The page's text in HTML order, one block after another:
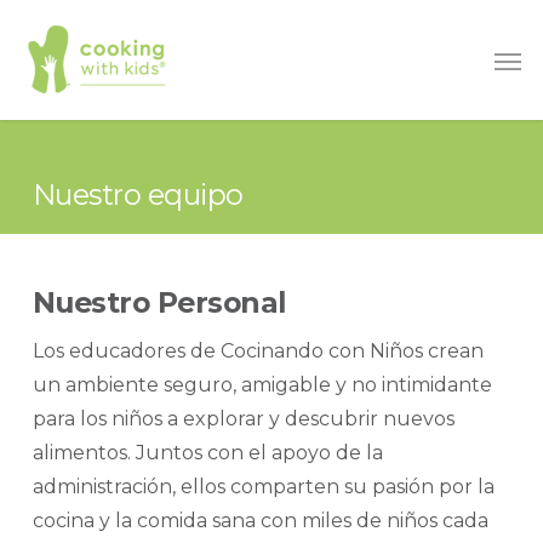
contenido
principal
Nuestro equipo
Nuestro Personal
Los educadores de Cocinando con Niños crean
un ambiente seguro, amigable y no intimidante
para los niños a explorar y descubrir nuevos
alimentos. Juntos con el apoyo de la
administración, ellos comparten su pasión por la
cocina y la comida sana con miles de niños cada